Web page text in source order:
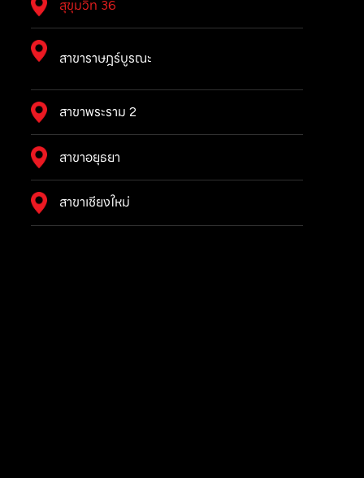
สุขุมวิท 36
สาขาราษฎร์บูรณะ
สาขาพระราม 2
สาขาอยุธยา
สาขาเชียงใหม่